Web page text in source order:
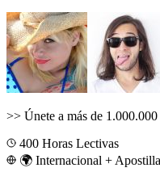
>> Únete a más de
400 Horas Lectivas
🌍 Internacional + Apostilla